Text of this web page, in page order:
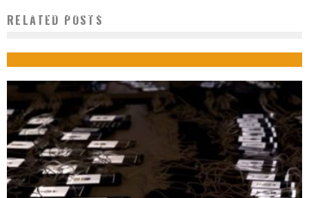
RELATED POSTS
RDC : FLECHTECH LANCE UNE MARQUE DE SMARTPHONES ET DE TABLETTES À